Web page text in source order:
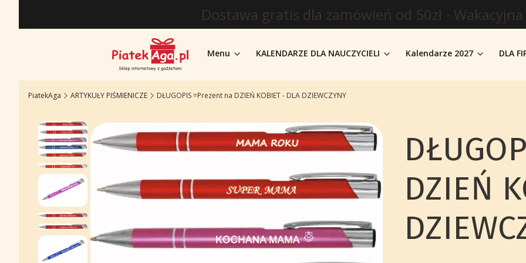
Dostawa gratis dla zamówień od 50zł -
Menu KALENDARZE DLA NAUCZYCIELI Kalendarze 2027 DLA
PiatekAga ARTYKUŁY PIŚMIENICZE DŁUGOPIS =Prezent na DZIEŃ KOBIET - DLA DZIEWCZYNY
DZIEŃ